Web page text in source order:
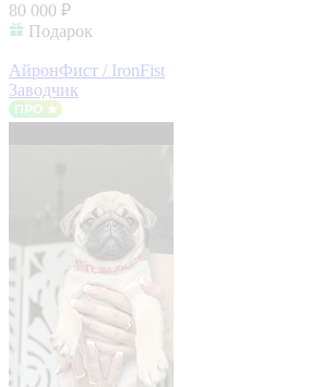
80 000 ₽
Подарок
АйронФист / IronFist
Заводчик